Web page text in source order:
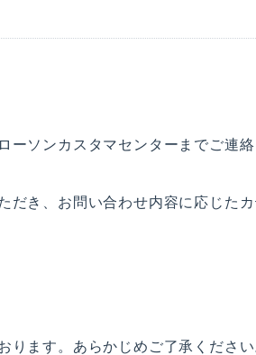
ソンカスタマセンターまでご連絡
だき、お問い合わせ内容に応じた
ます。あらかじめご了承ください